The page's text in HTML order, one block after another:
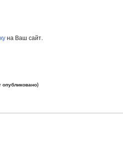
на Ваш сайт.
опубликовано)